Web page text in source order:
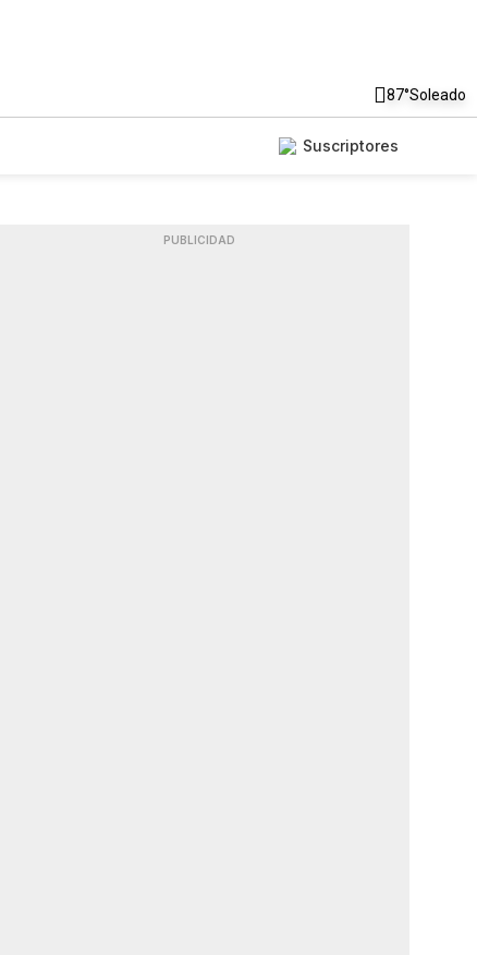
87°Soleado
Suscriptores
PUBLICIDAD